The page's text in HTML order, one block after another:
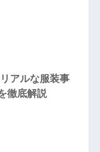
アルな服装事
徹底解説